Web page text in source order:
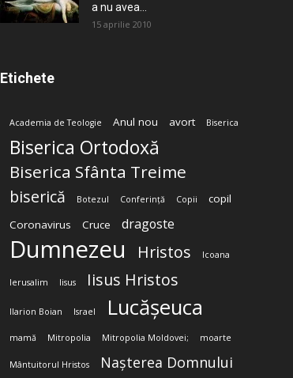
a nu avea...
15 aprilie 2010
Etichete
Academia de Teologie Anul nou avort Biserica
Biserica Ortodoxă
Biserica Sfânta Treime
biserică Botezul Conferință Copii
copil
Coronavirus
Cruce dragoste
Dumnezeu Hristos Icoana
Ierusalim Iisus Iisus Hristos
Ilarion Boian Israel Lucășeuca
mamă Mitropolia Mitropolia Moldovei; moarte
Mântuitorul Hristos Nașterea Domnului